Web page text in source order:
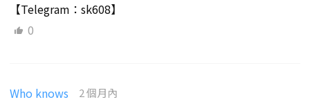
【Telegram：sk608】
0
Who knows 2 個月內